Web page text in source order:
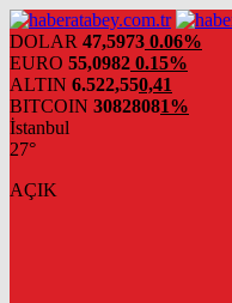
DOLAR 47,5973 0.06%
EURO 55,0982 0.15%
ALTIN 6.522,550,41
BITCOIN 30828081%
İstanbul
27°
AÇIK